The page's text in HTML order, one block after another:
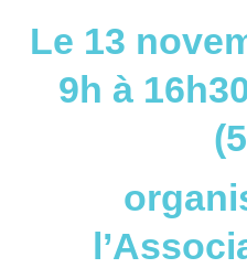
Le 13
9h à